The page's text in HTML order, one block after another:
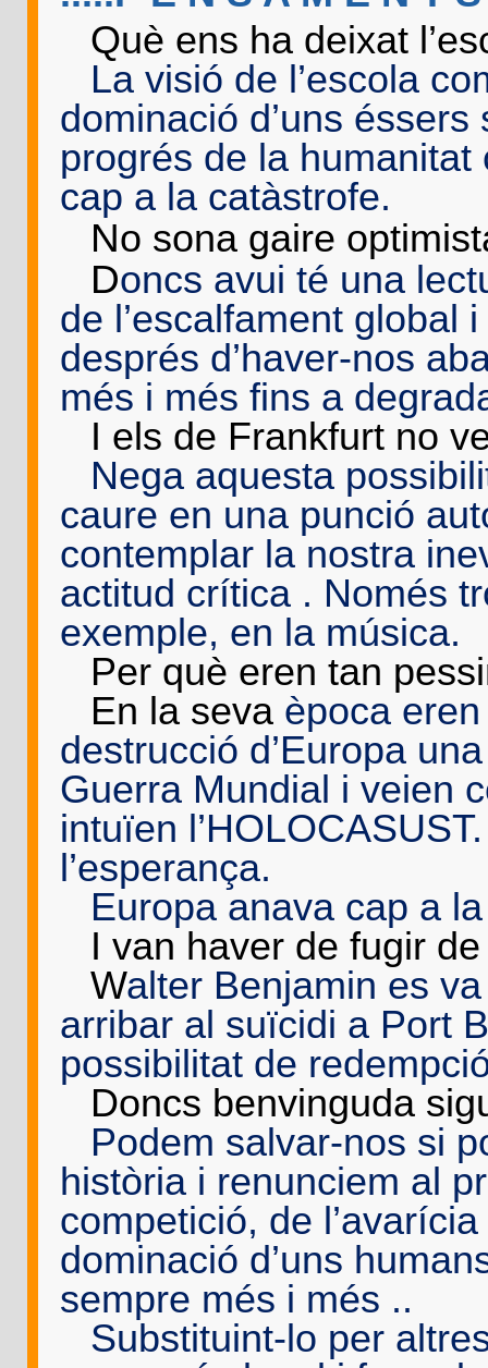
Què ens ha deixat
La visió de l’escola
dominació d’uns
progrés de la
cap a la catàstrofe.
No sona gaire
Doncs avui té una
de l’escalfament global
després d’haver-nos
més i més fins a
I els de Frankfurt no
Nega aquesta
caure en una punció
contemplar la nostra
actitud crítica . Només
exemple, en la música.
Per què eren tan
En la seva època
destrucció d’Europa
Guerra Mundial i veien
intuïen
l’esperança.
Europa anava cap a
I van haver de fugir
Walter Benjamin es
arribar al suïcidi a Port
possibilitat de
Doncs benvinguda
Podem salvar-nos si
història i renunciem al
competició, de
dominació d’uns
sempre més i més ..
Substituint-lo per